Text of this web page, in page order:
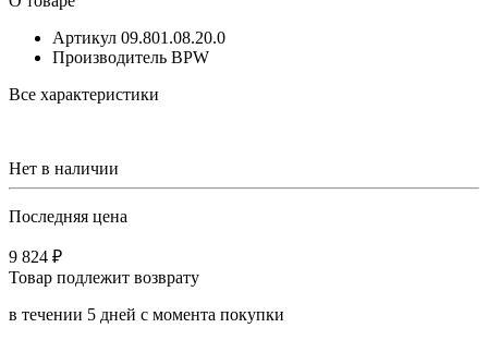
Артикул 09.801.08.20.0
Производитель BPW
Все характеристики
Нет в наличии
Последняя цена
9 824 ₽
Товар подлежит возврату
в течении 5 дней с момента покупки